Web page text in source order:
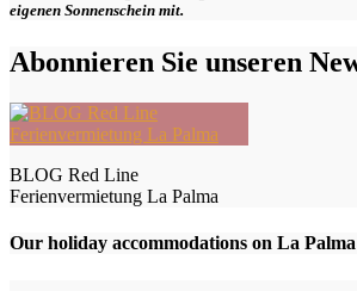
eigenen Sonnenschein mit.
Abonnieren Sie unseren
BLOG Red Line
Ferienvermietung La Palma
Our holiday accommodations on La Palma